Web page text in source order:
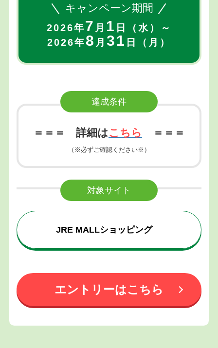
キャンペーン期間
2026年7 月 1 日（水）～
2026年8 月 31 日（月）
達成条件
＝＝＝ 詳細はこちら ＝＝＝
（※必ずご確認ください※）
対象サイト
JRE MALLショッピング
エントリーはこちら